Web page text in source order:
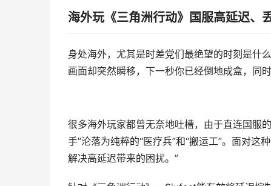
海外玩《三角洲行动》国服高延迟
身处海外，尤其是时差党们最绝望的时刻是什
画面却突然瞬移，下一秒你已经倒地成盒，同
很多海外玩家都曾无奈地吐槽，由于直连国服
手”沦落为纯粹的“医疗兵”和“搬运工”。面对
解决高延迟带来的困扰。”